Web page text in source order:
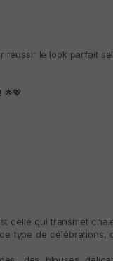
réussir le look parfait
🌟💖
celle qui transmet
type de célébrations,